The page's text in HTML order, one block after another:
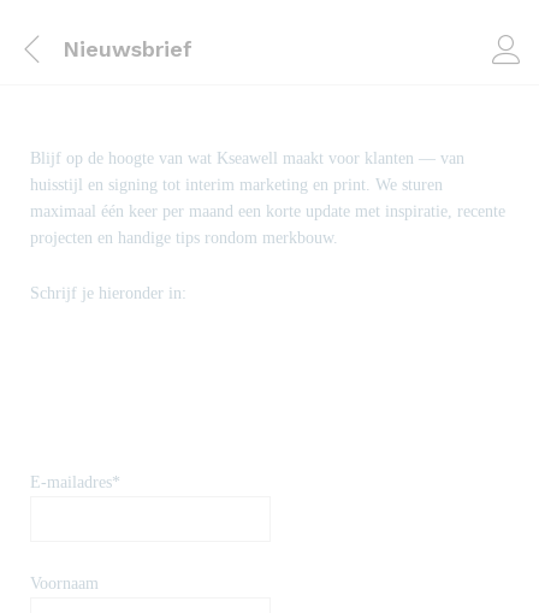
Nieuwsbrief
Blijf op de hoogte van wat Kseawell maakt voor klanten — van
huisstijl en signing tot interim marketing en print. We sturen
maximaal één keer per maand een korte update met inspiratie, recente
projecten en handige tips rondom merkbouw.
Schrijf je hieronder in:
E-mailadres*
Voornaam